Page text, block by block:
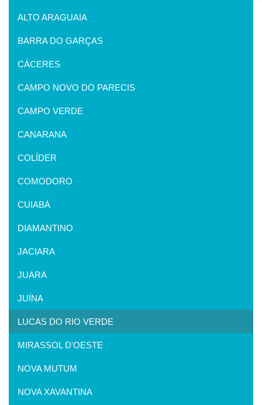
ALTO ARAGUAIA
BARRA DO GARÇAS
CÁCERES
CAMPO NOVO DO PARECIS
CAMPO VERDE
CANARANA
COLÍDER
COMODORO
CUIABÁ
DIAMANTINO
JACIARA
JUARA
JUÍNA
LUCAS DO RIO VERDE
MIRASSOL D'OESTE
NOVA MUTUM
NOVA XAVANTINA